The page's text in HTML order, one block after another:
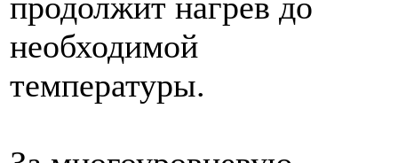
необходимой
температуры.